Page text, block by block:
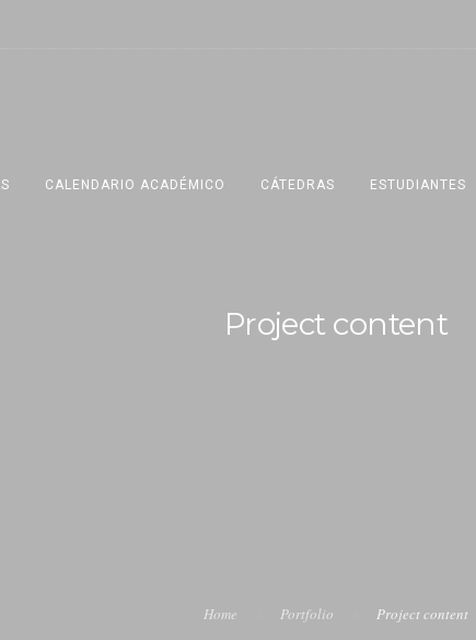
CALENDARIO ACADÉMICO CÁTEDRAS ESTUDIANTES
Project content
Home Portfolio Project content